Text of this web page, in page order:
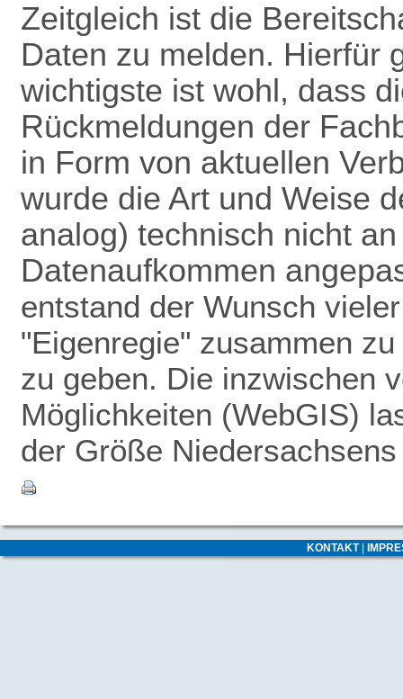
Zeitgleich ist die
Daten zu melden. Hierfür
wichtigste ist wohl, dass
Rückmeldungen der
in Form von aktuellen
wurde die Art und Weise
analog) technisch nicht
Datenaufkommen
entstand der Wunsch
"Eigenregie" zusammen
zu geben. Die inzwischen
Möglichkeiten (WebGIS)
der Größe
KONTAKT|